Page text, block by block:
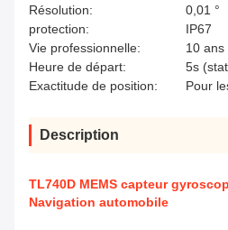
Résolution:
0,01 °
protection:
IP67
Vie professionnelle:
10 ans
Heure de départ:
5s
Exactitude de position:
Pour
Description
TL740D MEMS capteur
Navigation automobile